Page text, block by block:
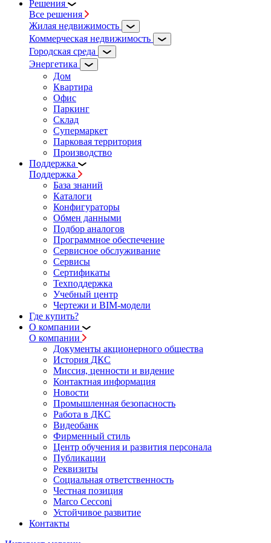
Решения
Все решения
Жилая недвижимость
Коммерческая недвижимость
Городская среда
Энергетика
Дом
Квартира
Офис
Паркинг
Склад
Супермаркет
Парковая территория
Производство
Поддержка
Поддержка
База знаний
Каталоги
Конфигураторы
Обмен данными
Подбор аналогов
Программное обеспечение
Сервисное обслуживание
Сервисы
Сертификаты
Техподдержка
Учебный центр
Чертежи и BIM-модели
Где купить?
О компании
О компании
Документы акционерного общества
История ДКС
Миссия, ценности и видение
Контактная информация
Новости
Промышленная безопасность
Работа в ДКС
Видеобанк
Фирменный стиль
Центр обучения и развития персонала
Публикации
Реквизиты
Социальная ответственность
Честная позиция
Marco Cecconi
Устойчивое развитие
Контакты